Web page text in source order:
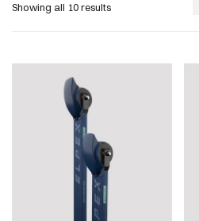
Showing all 10 results